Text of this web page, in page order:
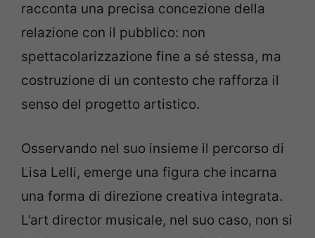
racconta una precisa concezione della
relazione con il pubblico: non
spettacolarizzazione fine a sé stessa, ma
costruzione di un contesto che rafforza il
senso del progetto artistico.
Osservando nel suo insieme il percorso di
Lisa Lelli, emerge una figura che incarna
una forma di direzione creativa integrata.
L’art director musicale, nel suo caso, non si